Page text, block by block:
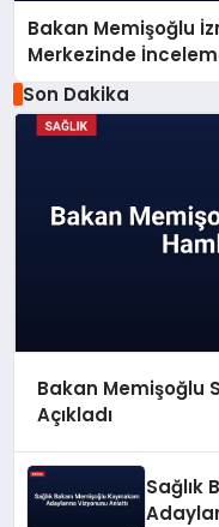
Bakan Memişoğlu
Merkezinde
Son Dakika
Bakan Memişoğlu
Açıkladı
Sağlık